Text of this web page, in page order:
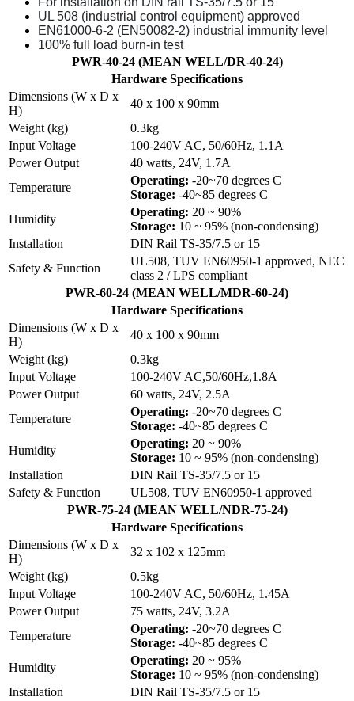
UL 508 (industrial control equipment) approved
EN61000-6-2 (EN50082-2) industrial immunity level
100% full load burn-in test
PWR-40-24 (MEAN WELL/DR-40-24)
Hardware Specifications
Dimensions (W x D x
H)
40 x 100 x 90mm
Weight (kg)
0.3kg
Input Voltage
100-240V AC, 50/60Hz, 1.1A
Power Output
40 watts, 24V, 1.7A
Temperature
Operating: -20~70 degrees C
Storage: -40~85 degrees C
Humidity
Operating: 20 ~ 90%
Storage: 10 ~ 95% (non-condensing)
Installation
DIN Rail TS-35/7.5 or 15
Safety & Function
UL508, TUV EN60950-1 approved, NEC
class 2 / LPS compliant
PWR-60-24 (MEAN WELL/MDR-60-24)
Hardware Specifications
Dimensions (W x D x
H)
40 x 100 x 90mm
Weight (kg)
0.3kg
Input Voltage
100-240V AC,50/60Hz,1.8A
Power Output
60 watts, 24V, 2.5A
Temperature
Operating: -20~70 degrees C
Storage: -40~85 degrees C
Humidity
Operating: 20 ~ 90%
Storage: 10 ~ 95% (non-condensing)
Installation
DIN Rail TS-35/7.5 or 15
Safety & Function
UL508, TUV EN60950-1 approved
PWR-75-24 (MEAN WELL/NDR-75-24)
Hardware Specifications
Dimensions (W x D x
H)
32 x 102 x 125mm
Weight (kg)
0.5kg
Input Voltage
100-240V AC, 50/60Hz, 1.45A
Power Output
75 watts, 24V, 3.2A
Temperature
Operating: -20~70 degrees C
Storage: -40~85 degrees C
Humidity
Operating: 20 ~ 95%
Storage: 10 ~ 95% (non-condensing)
Installation
DIN Rail TS-35/7.5 or 15